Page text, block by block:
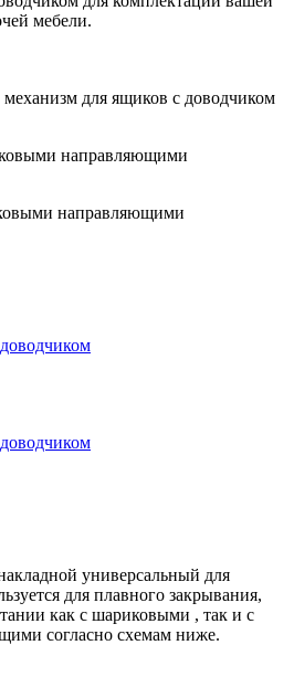
мебели.
для ящиков с доводчиком
направляющими
направляющими
универсальный для
для плавного закрывания,
как с шариковыми , так и с
согласно схемам ниже.